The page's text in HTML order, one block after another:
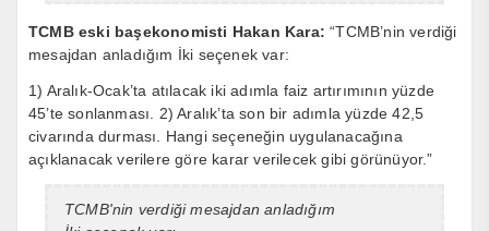
TCMB eski başekonomisti Hakan Kara: “TCMB’nin verdiği
mesajdan anladığım İki seçenek var:
1) Aralık-Ocak’ta atılacak iki adımla faiz artırımının yüzde
45’te sonlanması. 2) Aralık’ta son bir adımla yüzde 42,5
civarında durması. Hangi seçeneğin uygulanacağına
açıklanacak verilere göre karar verilecek gibi görünüyor.”
TCMB'nin verdiği mesajdan anladığım